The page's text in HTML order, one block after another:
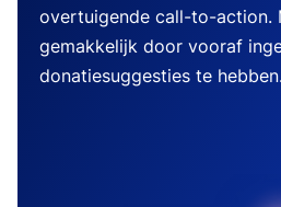
overtuigende call-to-action.
gemakkelijk door vooraf
donatiesuggesties te